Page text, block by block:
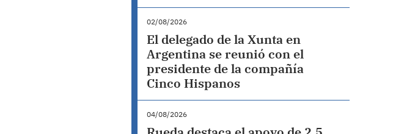
02/08/2026
El delegado de la Xunta en
Argentina se reunió con el
presidente de la compañía
Cinco Hispanos
04/08/2026